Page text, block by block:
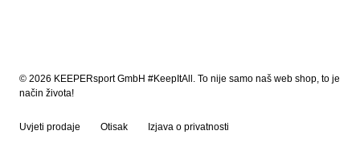
© 2026 KEEPERsport GmbH #KeepItAll. To nije samo naš web shop, to je
način života!
Uvjeti prodaje Otisak Izjava o privatnosti